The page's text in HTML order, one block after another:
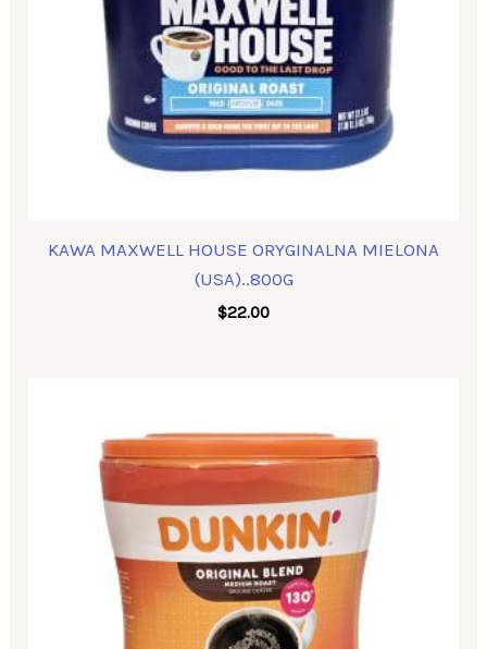
KAWA MAXWELL HOUSE ORYGINALNA MIELONA
(USA)..800G
$22.00